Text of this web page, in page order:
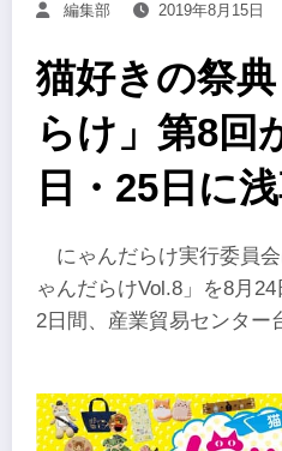
編集部 2019年8月15日
猫好きの祭
らけ」第8回
日・25日に
にゃんだらけ実行委員
ゃんだらけVol.8」を8月
2日間、産業貿易センター